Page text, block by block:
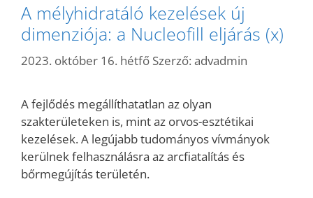
A mélyhidratáló kezelések új
dimenziója: a Nucleofill eljárás (x)
2023. október 16. hétfő Szerző: advadmin
A fejlődés megállíthatatlan az olyan
szakterületeken is, mint az orvos-esztétikai
kezelések. A legújabb tudományos vívmányok
kerülnek felhasználásra az arcfiatalítás és
bőrmegújítás területén.